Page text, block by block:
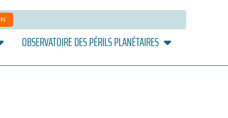
OBSERVATOIRE DES PÉRILS PLANÉTAIRES